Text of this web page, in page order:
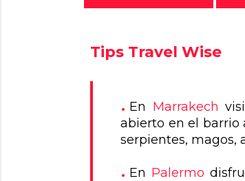
Tips Travel Wise
En Marrakech
abierto en el barrio
serpientes, magos,
En Palermo